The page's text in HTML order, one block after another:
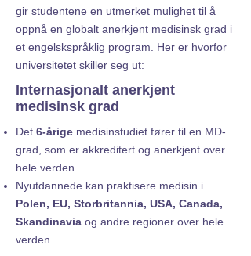
gir studentene en utmerket mulighet til å
oppnå en globalt anerkjent medisinsk grad i
et engelskspråklig program . Her er hvorfor
universitetet skiller seg ut:
Internasjonalt anerkjent
medisinsk grad
Det 6-årige medisinstudiet fører til en MD-
grad, som er akkreditert og anerkjent over
hele verden.
Nyutdannede kan praktisere medisin i
Polen, EU, Storbritannia, USA, Canada,
Skandinavia og andre regioner over hele
verden.